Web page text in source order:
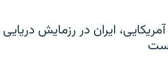
ایران در رزمایش